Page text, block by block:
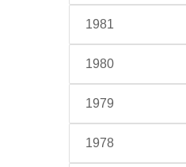
1981
1980
1979
1978